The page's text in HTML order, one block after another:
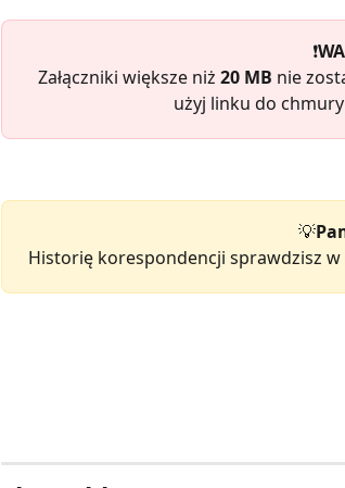
❗️
Załączniki większe niż 20 MB nie
użyj linku do
💡
Historię korespondencji sprawdzisz